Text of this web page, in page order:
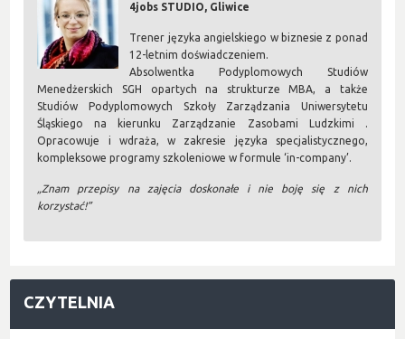
4jobs STUDIO, Gliwice
Trener języka angielskiego w biznesie z ponad
12-letnim doświadczeniem.
Absolwentka Podyplomowych Studiów
Menedżerskich SGH opartych na strukturze MBA, a także
Studiów Podyplomowych Szkoły Zarządzania Uniwersytetu
Śląskiego na kierunku Zarządzanie Zasobami Ludzkimi .
Opracowuje i wdraża, w zakresie języka specjalistycznego,
kompleksowe programy szkoleniowe w formule ‘in-company’.
„Znam przepisy na zajęcia doskonałe i nie boję się z nich
korzystać!”
CZYTELNIA